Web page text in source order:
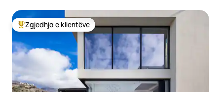
Më të mirat e zgjedhjeve të klientëve
Zgjedhja e klientëve